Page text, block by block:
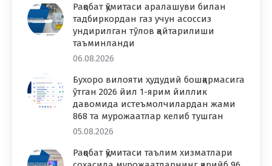
Рақобат қўмитаси аралашуви билан
тадбиркордан газ учун асоссиз
ундирилган тўлов қайтарилиши
таъминланди
06.08.2026
Бухоро вилояти ҳудудий бошқармасига
ўтган 2026 йил 1-ярим йиллик
давомида истеъмолчилардан жами
868 та мурожаатлар келиб тушган
05.08.2026
Рақобат қўмитаси таълим хизматлари